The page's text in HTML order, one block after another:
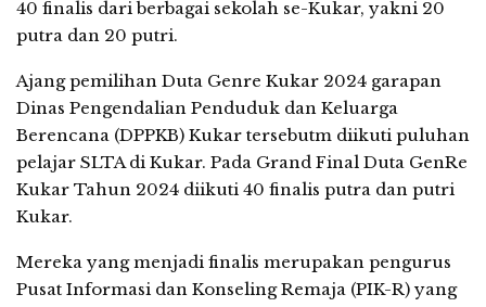
40 finalis dari berbagai sekolah se-Kukar, yakni 20
putra dan 20 putri.
Ajang pemilihan Duta Genre Kukar 2024 garapan
Dinas Pengendalian Penduduk dan Keluarga
Berencana (DPPKB) Kukar tersebutm diikuti puluhan
pelajar SLTA di Kukar. Pada Grand Final Duta GenRe
Kukar Tahun 2024 diikuti 40 finalis putra dan putri
Kukar.
Mereka yang menjadi finalis merupakan pengurus
Pusat Informasi dan Konseling Remaja (PIK-R) yang